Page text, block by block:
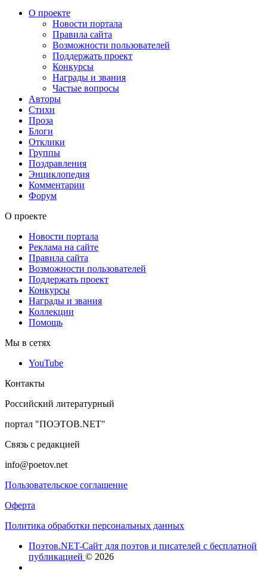
О проекте
Новости портала
Правила сайта
Возможности пользователей
Поддержать проект
Конкурсы
Награды и звания
Частые вопросы
Авторы
Стихи
Проза
Блоги
Отклики
Группы
Поздравления
Энциклопедия
Комментарии
Форум
О проекте
Новости портала
Реклама на сайте
Правила сайта
Возможности пользователей
Поддержать проект
Конкурсы
Награды и звания
Коллекции
Помощь
Мы в сетях
YouTube
Контакты
Российский литературный
портал "ПОЭТОВ.NET"
Связь с редакцией
info@poetov.net
Пользовательское соглашение
Оферта
Политика обработки персональных данных
Поэтов.NET-Сайт для поэтов и писателей с бесплатной
публикацией © 2026